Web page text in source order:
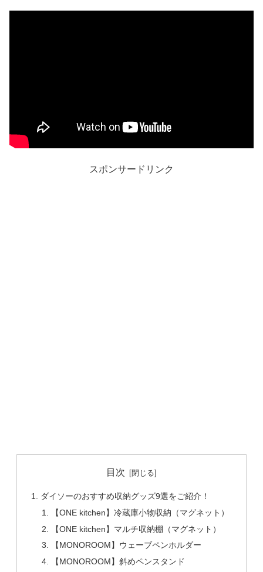
スポンサードリンク
目次
ダイソーのおすすめ収納グッズ9選をご紹介！
【ONE kitchen】冷蔵庫小物収納（マグネット）
【ONE kitchen】マルチ収納棚（マグネット）
【MONOROOM】ウェーブペンホルダー
【MONOROOM】斜めペンスタンド